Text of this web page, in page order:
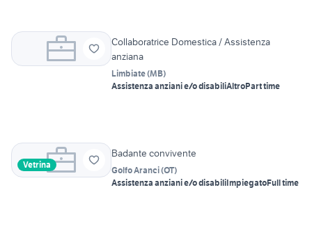
Collaboratrice Domestica / Assistenza
anziana
Limbiate(MB)
Assistenza anziani e/o disabiliAltroPart time
Vetrina
Badante convivente
Golfo Aranci(OT)
Assistenza anziani e/o disabiliImpiegatoFull time